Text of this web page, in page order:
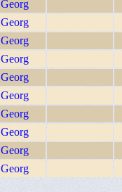
Georg
Georg
Georg
Georg
Georg
Georg
Georg
Georg
Georg
Georg